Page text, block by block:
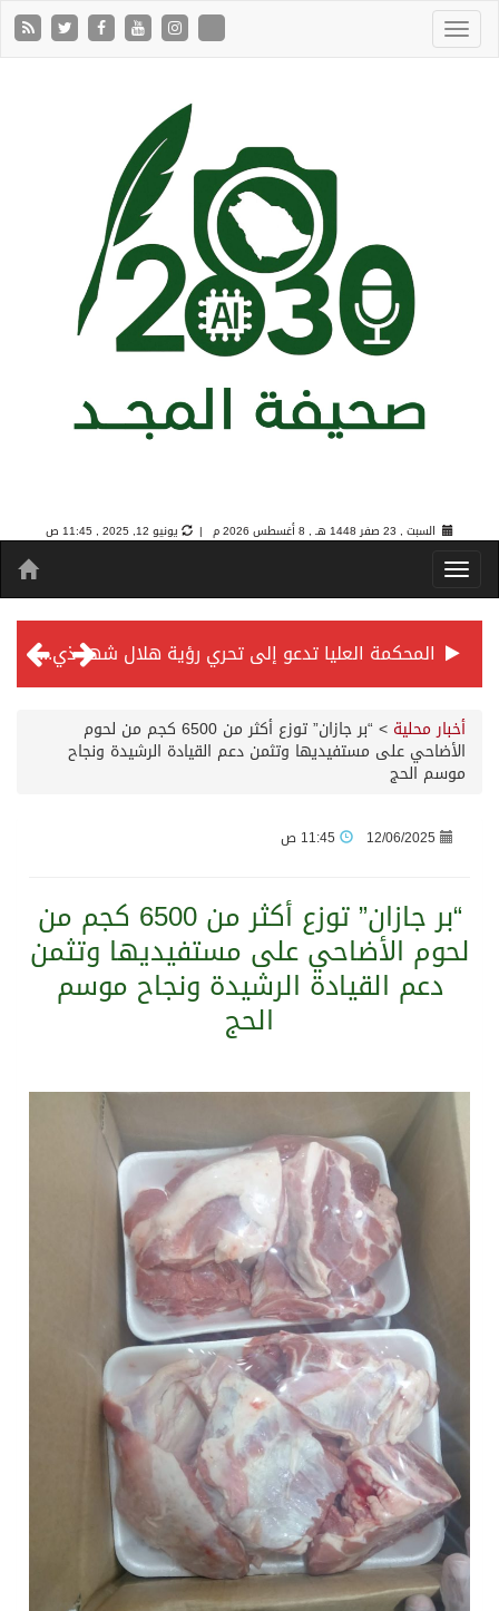
السبت , 23 صفر 1448 هـ , 8 أغسطس 2026 م | يونيو 12, 2025 , 11:45 ص
المحكمة العليا تدعو إلى تحري رؤية هلال شهر ذي الحجة مساء يوم الأحد الثلاثين من شهر ذي القعدة -حسب تقويم أم القرى- التاسع والعشرين حسب قرار المحكمة العليا
إنفاذًا لتوجيهات خادم الحرمين الشريفين وسمو ولي العهد.. وصول التوأم الملتصق المغربي “سجى وضحى” إلى الرياض
سمو ولي العهد يرأس جلسة مجلس الوزراء في جدة
المحكمة العليا غدٍ الخميس هو المكمل لشهر رمضان
أخبار محلية > “بر جازان” توزع أكثر من 6500 كجم من لحوم
الأضاحي على مستفيديها وتثمن دعم القيادة الرشيدة ونجاح
موسم الحج
12/06/2025
“بر جازان” توزع أكثر من 6500 كجم من
لحوم الأضاحي على مستفيديها وتثمن
دعم القيادة الرشيدة ونجاح موسم
الحج